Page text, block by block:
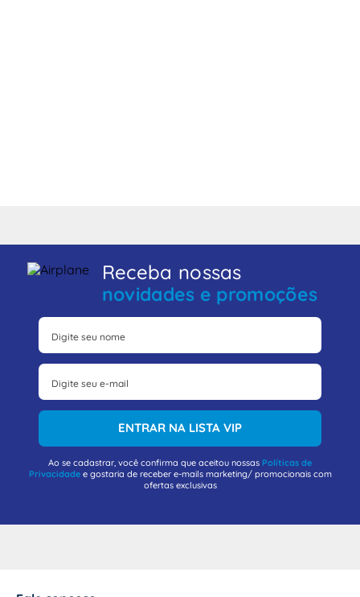
Receba nossas
novidades e promoções
ENTRAR NA LISTA VIP
Ao se cadastrar, você confirma que aceitou nossas Políticas de
Privacidadee gostaria de receber e-mails marketing/ promocionais com
ofertas exclusivas